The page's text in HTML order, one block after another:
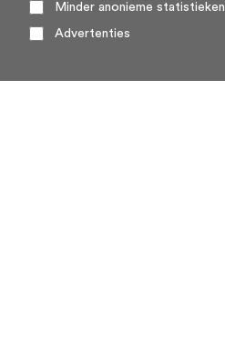
Minder anonieme statistieken
Advertenties